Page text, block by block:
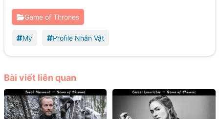
Game of Thrones
#Mỹ #Profile Nhân Vật
Bài viết liên quan